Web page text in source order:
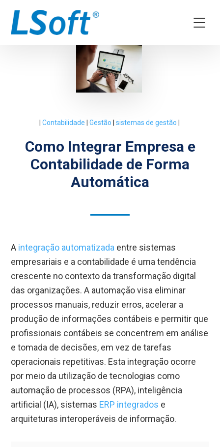
Contabilidade Gestão sistemas de gestão
Como Integrar Empresa e
Contabilidade de Forma
Automática
A integração automatizada entre sistemas
empresariais e a contabilidade é uma tendência
crescente no contexto da transformação digital
das organizações. A automação visa eliminar
processos manuais, reduzir erros, acelerar a
produção de informações contábeis e permitir que
profissionais contábeis se concentrem em análise
e tomada de decisões, em vez de tarefas
operacionais repetitivas. Esta integração ocorre
por meio da utilização de tecnologias como
automação de processos (RPA), inteligência
artificial (IA), sistemas ERP integrados e
arquiteturas interoperáveis de informação.